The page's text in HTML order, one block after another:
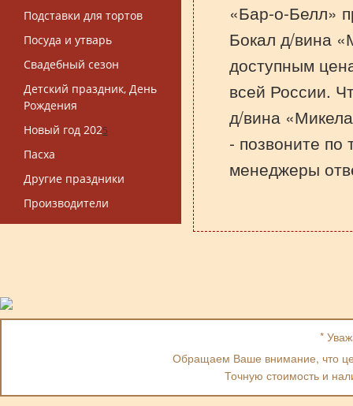
Подставки для тортов
Посуда и утварь
Свадебный сезон
Детский праздник, День
Рождения
Новый год 2025
Пасха
Другие праздники
Производители
«Бар-о-Белл»
Бокал д/вина
доступным
всей России.
д/вина
- позвоните
менеджеры
*
Обращаем Ваше внимание, что
Точную стоимость и